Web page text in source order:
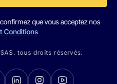
que vous acceptez nos
Conditions
tous droits réservés.